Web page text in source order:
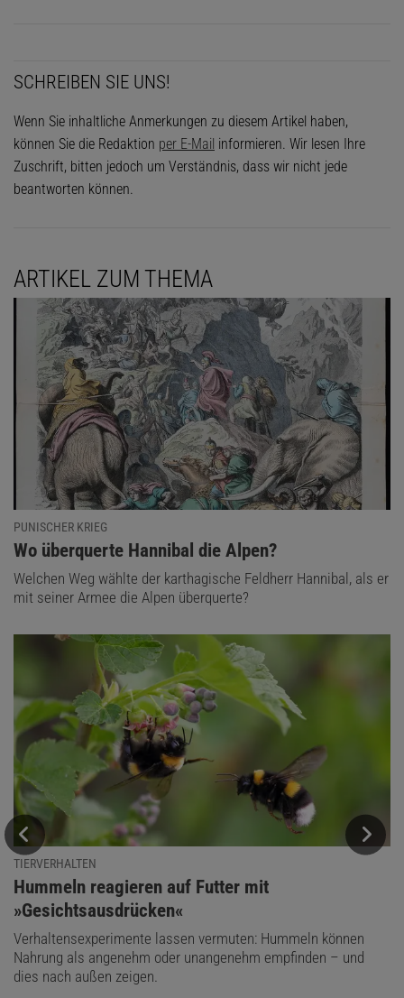
SCHREIBEN SIE UNS!
Wenn Sie inhaltliche Anmerkungen zu diesem Artikel haben,
können Sie die Redaktion per E-Mail informieren. Wir lesen Ihre
Zuschrift, bitten jedoch um Verständnis, dass wir nicht jede
beantworten können.
ARTIKEL ZUM THEMA
PUNISCHER KRIEG
:
Wo überquerte Hannibal die Alpen?
Welchen Weg wählte der karthagische Feldherr Hannibal, als er
mit seiner Armee die Alpen überquerte?
TIERVERHALTEN
:
Hummeln reagieren auf Futter mit
»Gesichtsausdrücken«
Verhaltensexperimente lassen vermuten: Hummeln können
Nahrung als angenehm oder unangenehm empfinden – und
dies nach außen zeigen.